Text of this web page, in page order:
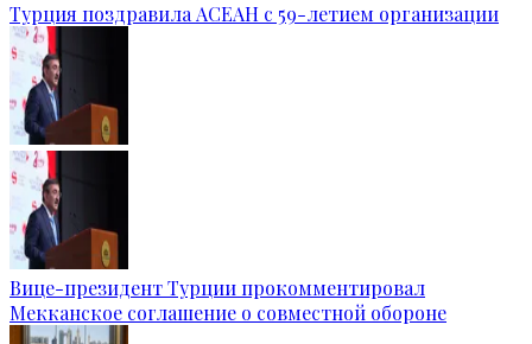
Турция поздравила АСЕАН с 59-летием организации
Вице-президент Турции прокомментировал
Мекканское соглашение о совместной обороне